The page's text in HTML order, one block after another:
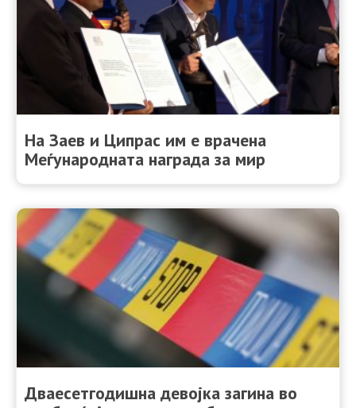
На Заев и Ципрас им е врачена
Меѓународната награда за мир
Дваесетгодишна девојка загина во